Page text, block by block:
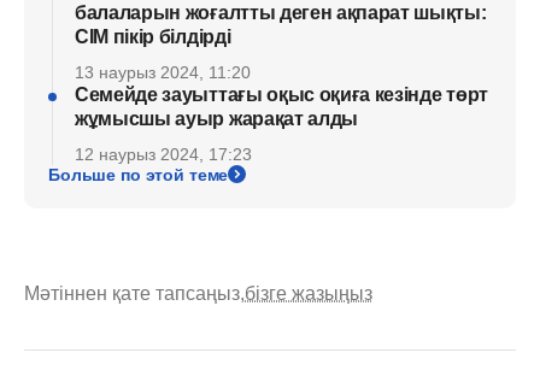
балаларын жоғалтты деген ақпарат шықты:
СІМ пікір білдірді
13 наурыз 2024, 11:20
Семейде зауыттағы оқыс оқиға кезінде төрт
жұмысшы ауыр жарақат алды
12 наурыз 2024, 17:23
Больше по этой теме
Мәтіннен қате тапсаңыз,бізге жазыңыз